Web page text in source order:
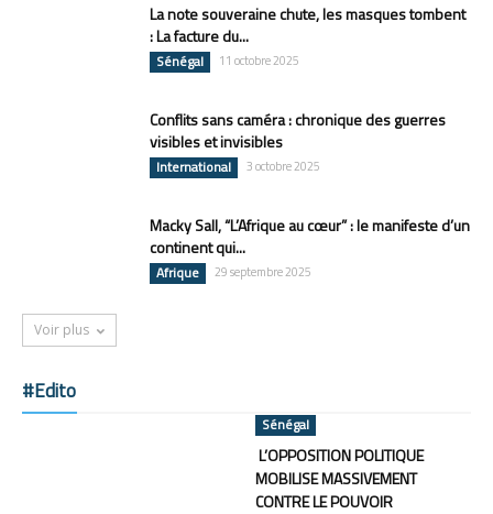
La note souveraine chute, les masques tombent
: La facture du...
Sénégal 11 octobre 2025
Conflits sans caméra : chronique des guerres
visibles et invisibles
International 3 octobre 2025
Macky Sall, “L’Afrique au cœur” : le manifeste d’un
continent qui...
Afrique 29 septembre 2025
Voir plus
#Edito
Sénégal
L’OPPOSITION POLITIQUE
MOBILISE MASSIVEMENT
CONTRE LE POUVOIR